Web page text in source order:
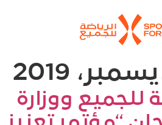
للجميع ووزارة